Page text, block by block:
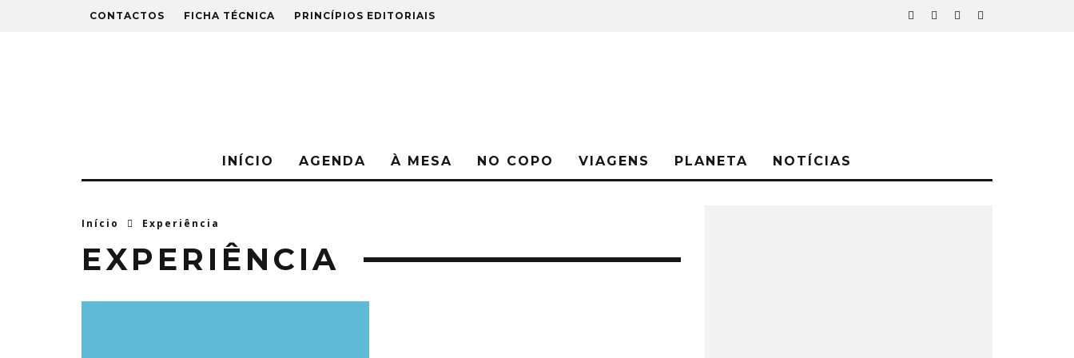
CONTACTOS FICHA TÉCNICA PRINCÍPIOS EDITORIAIS
INÍCIO AGENDA À MESA NO COPO VIAGENS PLANETA NOTÍCIAS
Início Experiência
EXPERIÊNCIA